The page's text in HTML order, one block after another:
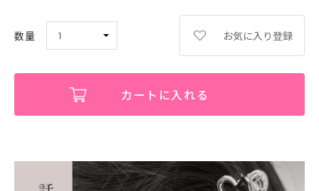
お気に入り登録
カートに入れる